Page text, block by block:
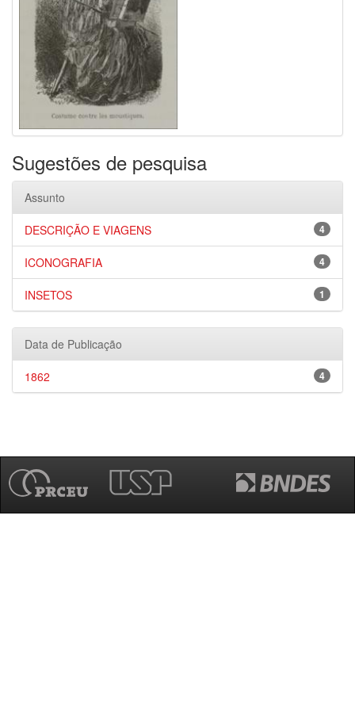
Sugestões de pesquisa
Assunto
4
DESCRIÇÃO E VIAGENS
4
ICONOGRAFIA
1
INSETOS
Data de Publicação
4
1862